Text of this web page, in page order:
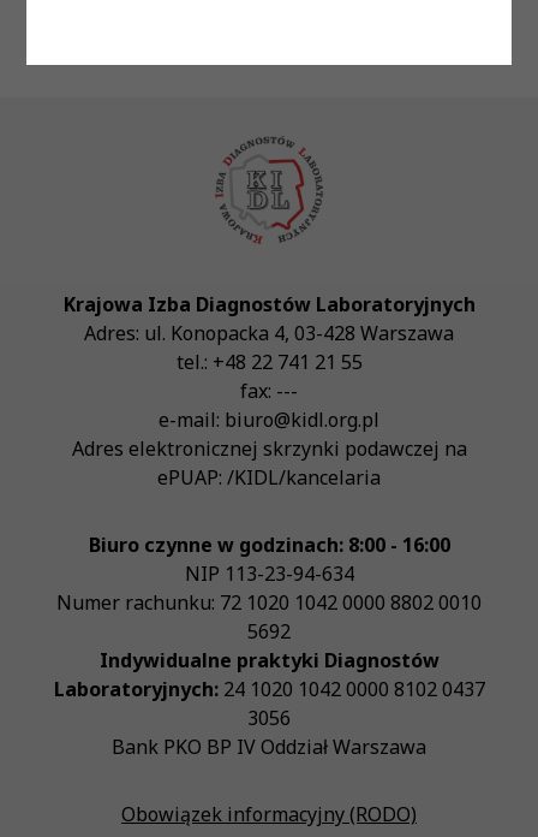
Krajowa Izba Diagnostów Laboratoryjnych
Adres: ul. Konopacka 4, 03-428 Warszawa
tel.: +48 22 741 21 55
fax: ---
e-mail: biuro@kidl.org.pl
Adres elektronicznej skrzynki podawczej na
ePUAP: /KIDL/kancelaria
Biuro czynne w godzinach: 8:00 - 16:00
NIP 113-23-94-634
Numer rachunku: 72 1020 1042 0000 8802 0010
5692
Indywidualne praktyki Diagnostów
Laboratoryjnych:24 1020 1042 0000 8102 0437
3056
Bank PKO BP IV Oddział Warszawa
Obowiązek informacyjny (RODO)